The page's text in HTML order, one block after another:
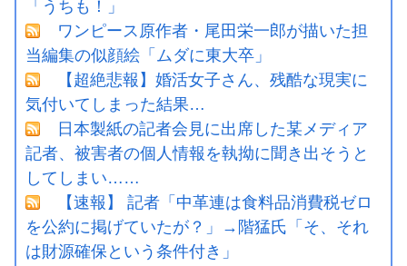
「うちも！」
ワンピース原作者・尾田栄一郎が描いた担
当編集の似顔絵「ムダに東大卒」
【超絶悲報】婚活女子さん、残酷な現実に
気付いてしまった結果…
日本製紙の記者会見に出席した某メディア
記者、被害者の個人情報を執拗に聞き出そうと
してしまい……
【速報】 記者「中革連は食料品消費税ゼロ
を公約に掲げていたが？」→階猛氏「そ、それ
は財源確保という条件付き」